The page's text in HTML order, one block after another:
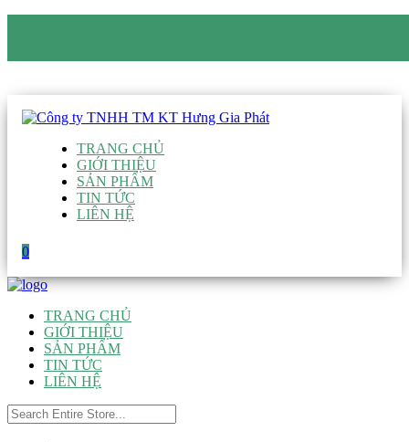
TRANG CHỦ
GIỚI THIỆU
SẢN PHẨM
TIN TỨC
LIÊN HỆ
0
TRANG CHỦ
GIỚI THIỆU
SẢN PHẨM
TIN TỨC
LIÊN HỆ